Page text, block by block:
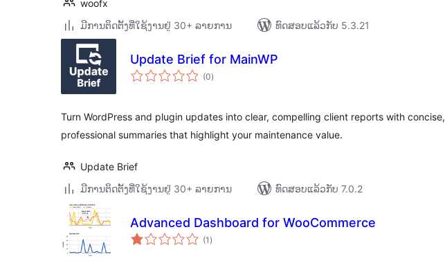
woofx
ມີການຕິດຕັ້ງທີ່ໃຊ້ງານຢູ່ 30+ ລາຍການ
ທົດສອບແລ້ວກັບ 5.3.21
Update Brief for MainWP
(0ຄະແນນ
ທັງໝົດ
)
Turn WordPress and plugin updates into clear, compelling client reports with concise,
professional summaries that highlight your maintenance value.
Update Brief
ມີການຕິດຕັ້ງທີ່ໃຊ້ງານຢູ່ 30+ ລາຍການ
ທົດສອບແລ້ວກັບ 7.0.2
Advanced Dashboard for WooCommerce
(1 ຄະແນນ
ທັງໝົດ
)